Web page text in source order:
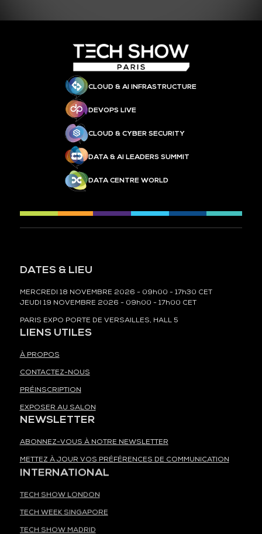
CLOUD & AI INFRASTRUCTURE
DEVOPS LIVE
CLOUD & CYBER SECURITY
DATA & AI LEADERS SUMMIT
DATA CENTRE WORLD
DATES & LIEU
MERCREDI 18 NOVEMBRE 2026 - 09h00 - 17h30 CET
JEUDI 19 NOVEMBRE 2026 - 09h00 - 17h00 CET
PARIS EXPO PORTE DE VERSAILLES, HALL 5
LIENS UTILES
À PROPOS
CONTACTEZ-NOUS
PRÉINSCRIPTION
EXPOSER AU SALON
NEWSLETTER
ABONNEZ-VOUS À NOTRE NEWSLETTER
METTEZ À JOUR VOS PRÉFÉRENCES DE COMMUNICATION
INTERNATIONAL
TECH SHOW LONDON
TECH WEEK SINGAPORE
TECH SHOW MADRID